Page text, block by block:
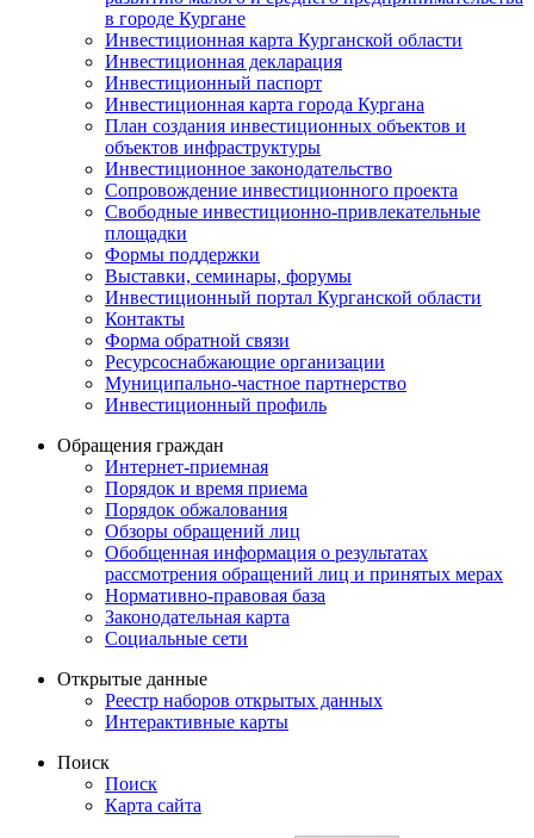
в городе Кургане
Инвестиционная карта Курганской области
Инвестиционная декларация
Инвестиционный паспорт
Инвестиционная карта города Кургана
План создания инвестиционных объектов и
объектов инфраструктуры
Инвестиционное законодательство
Сопровождение инвестиционного проекта
Свободные инвестиционно-привлекательные
площадки
Формы поддержки
Выставки, семинары, форумы
Инвестиционный портал Курганской области
Контакты
Форма обратной связи
Ресурсоснабжающие организации
Муниципально-частное партнерство
Инвестиционный профиль
Обращения граждан
Интернет-приемная
Порядок и время приема
Порядок обжалования
Обзоры обращений лиц
Обобщенная информация о результатах
рассмотрения обращений лиц и принятых мерах
Нормативно-правовая база
Законодательная карта
Социальные сети
Открытые данные
Реестр наборов открытых данных
Интерактивные карты
Поиск
Поиск
Карта сайта